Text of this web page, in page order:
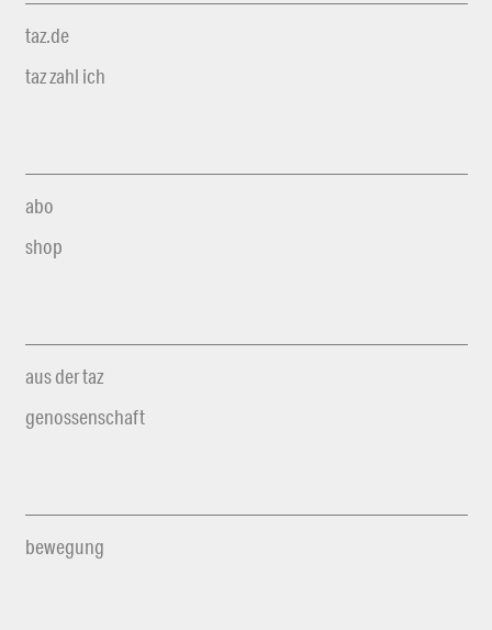
taz.de
taz zahl ich
abo
shop
aus der taz
genossenschaft
bewegung